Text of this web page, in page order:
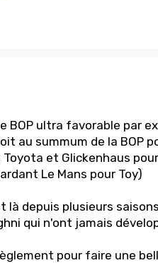
BOP ultra favorable par
au summum de la BOP
et Glickenhaus
Le Mans pour Toy)
là depuis plusieurs
qui n'ont jamais
pour faire une